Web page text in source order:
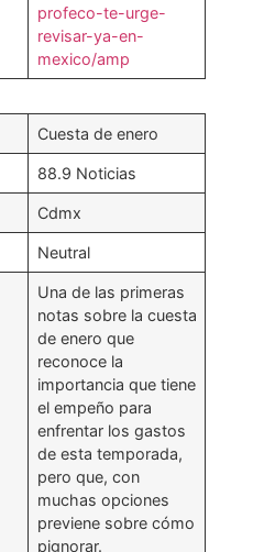
profeco-te-urge-
revisar-ya-en-
mexico/amp
Cuesta de enero
88.9 Noticias
Cdmx
Neutral
Una de las primeras
notas sobre la cuesta
de enero que
reconoce la
importancia que tiene
el empeño para
enfrentar los gastos
de esta temporada,
pero que, con
muchas opciones
previene sobre cómo
pignorar.